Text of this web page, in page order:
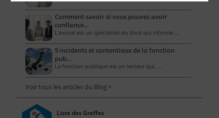
Comment savoir si vous pouvez avoir
confiance…
L'avocat est un spécialiste du droit qui informe …
5 incidents et contentieux de la fonction
pub…
La fonction publique est un secteur qui, …
Voir tous les articles du Blog >
Liste des Greffes